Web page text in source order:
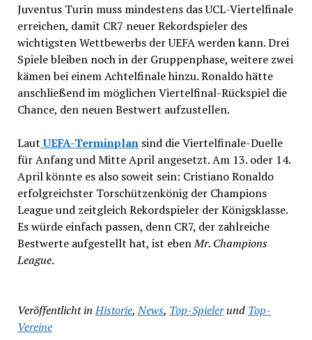
Juventus Turin muss mindestens das UCL-Viertelfinale
erreichen, damit CR7 neuer Rekordspieler des
wichtigsten Wettbewerbs der UEFA werden kann. Drei
Spiele bleiben noch in der Gruppenphase, weitere zwei
kämen bei einem Achtelfinale hinzu. Ronaldo hätte
anschließend im möglichen Viertelfinal-Rückspiel die
Chance, den neuen Bestwert aufzustellen.
LautUEFA-Terminplansind die Viertelfinale-Duelle
für Anfang und Mitte April angesetzt. Am 13. oder 14.
April könnte es also soweit sein: Cristiano Ronaldo
erfolgreichster Torschützenkönig der Champions
League und zeitgleich Rekordspieler der Königsklasse.
Es würde einfach passen, denn CR7, der zahlreiche
Bestwerte aufgestellt hat, ist ebenMr. Champions
League.
Veröffentlicht in Historie,News, Top-Spielerund Top-
Vereine